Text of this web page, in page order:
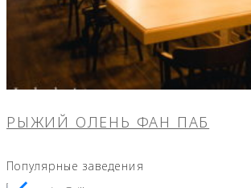
РЫЖИЙ ОЛЕНЬ ФАН ПАБ
Популярные заведения